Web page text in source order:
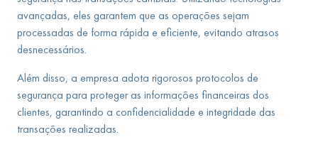
avançadas, eles garantem que as operações sejam
processadas de forma rápida e eficiente, evitando atrasos
desnecessários.
Além disso, a empresa adota rigorosos protocolos de
segurança para proteger as informações financeiras dos
clientes, garantindo a confidencialidade e integridade das
transações realizadas.